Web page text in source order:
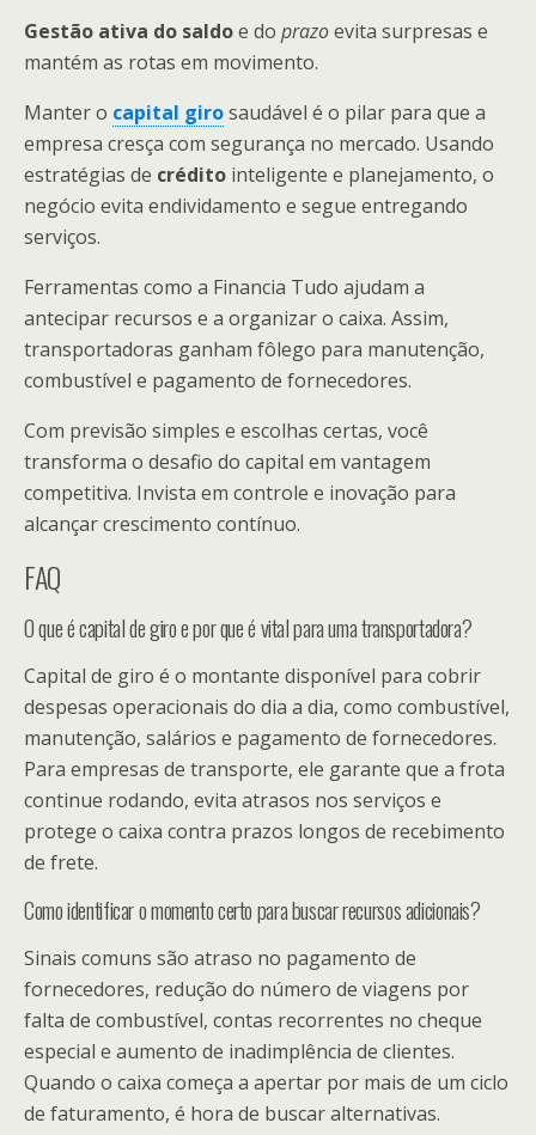
Gestão ativa do saldoe do prazoevita surpresas e
mantém as rotas em movimento.
Manter o capital girosaudável é o pilar para que a
empresa cresça com segurança no mercado. Usando
estratégias de crédito inteligente e planejamento, o
negócio evita endividamento e segue entregando
serviços.
Ferramentas como a Financia Tudo ajudam a
antecipar recursos e a organizar o caixa. Assim,
transportadoras ganham fôlego para manutenção,
combustível e pagamento de fornecedores.
Com previsão simples e escolhas certas, você
transforma o desafio do capital em vantagem
competitiva. Invista em controle e inovação para
alcançar crescimento contínuo.
FAQ
O que é capital de giro e por que é vital para uma transportadora?
Capital de giro é o montante disponível para cobrir
despesas operacionais do dia a dia, como combustível,
manutenção, salários e pagamento de fornecedores.
Para empresas de transporte, ele garante que a frota
continue rodando, evita atrasos nos serviços e
protege o caixa contra prazos longos de recebimento
de frete.
Como identificar o momento certo para buscar recursos adicionais?
Sinais comuns são atraso no pagamento de
fornecedores, redução do número de viagens por
falta de combustível, contas recorrentes no cheque
especial e aumento de inadimplência de clientes.
Quando o caixa começa a apertar por mais de um ciclo
de faturamento, é hora de buscar alternativas.